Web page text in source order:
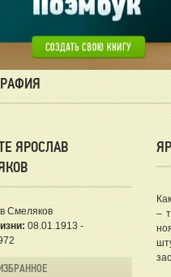
ЯРОСЛАВ
Смеляков
08.01.1913 -
–